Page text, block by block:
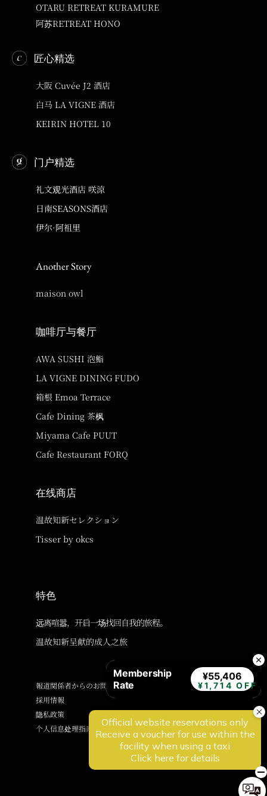
OTARU RETREAT KURAMURE
阿苏RETREAT HONO
匠心精选
大阪 Cuvée J2 酒店
白马 LA VIGNE 酒店
KEIRIN HOTEL 10
门户精选
礼文观光酒店 咲涼
日南SEASONS酒店
伊尔·阿祖里
Another Story
maison owl
咖啡厅与餐厅
AWA SUSHI 泡鮨
LA VIGNE DINING FUDO
箱根 Emoa Terrace
Cafe Dining 茶枫
Miyama Cafe PUUT
Cafe Restaurant FORQ
在线商店
温故知新セレクション
Tisser by okcs
特色
远离喧嚣，开启一场找回自我的旅程。
温故知新呈献的成人之旅
報道関係者からのお問い合わせ
採用情報
隐私政策
个人信息处理指南
Membership
Rate
¥55,406
¥1,714 OFF